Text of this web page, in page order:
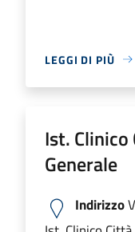
LEGGI DI PIÙ
Ist. Clinico
Generale
Indirizzo